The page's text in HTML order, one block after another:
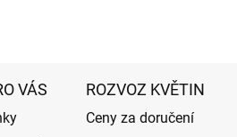
VÁS ROZVOZ KVĚTIN
Ceny za doručení